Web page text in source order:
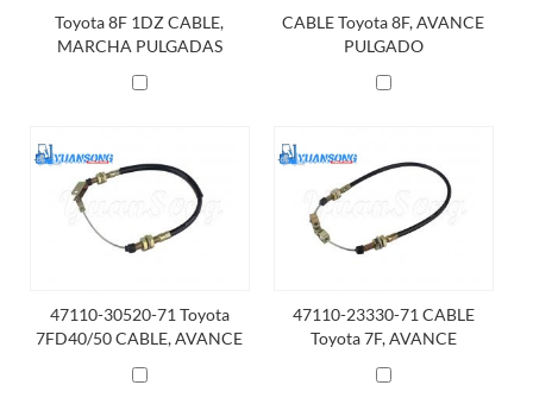
Toyota 8F 1DZ CABLE,
MARCHA PULGADAS
CABLE Toyota 8F, AVANCE
PULGADO
47110-30520-71 Toyota
7FD40/50 CABLE, AVANCE
47110-23330-71 CABLE
Toyota 7F, AVANCE